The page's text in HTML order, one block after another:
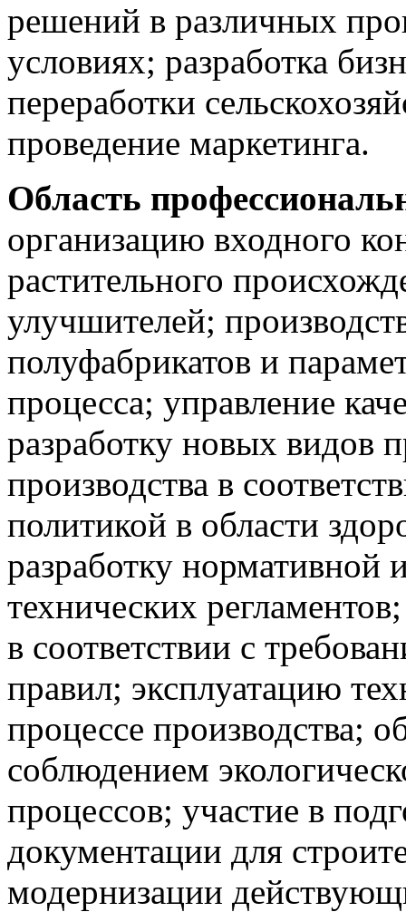
решений в различных
условиях; разработка
переработки
проведение маркетинга.
Область
организацию входного
растительного
улучшителей;
полуфабрикатов и
процесса; управление
разработку новых видов
производства в
политикой в области
разработку нормативной
технических
в соответствии с
правил; эксплуатацию
процессе производства;
соблюдением
процессов; участие в
документации для
модернизации